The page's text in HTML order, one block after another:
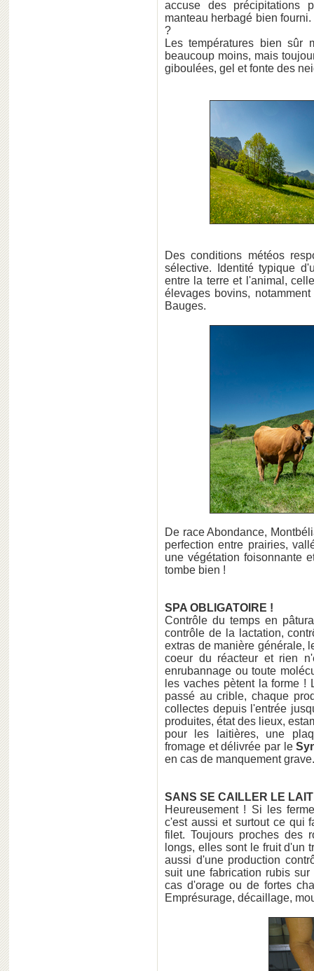
accuse des précipitations
manteau herbagé bien
?
Les températures bien sûr
beaucoup moins, mais
giboulées, gel et fonte des
Des conditions météos
sélective. Identité typique
entre la terre et l'animal,
élevages bovins,
Bauges.
De race Abondance,
perfection entre prairies,
une végétation foisonnante
tombe bien !
SPA OBLIGATOIRE !
Contrôle du temps en
contrôle de la lactation,
extras de manière générale,
coeur du réacteur et rien
enrubannage ou toute
les vaches pètent la forme !
passé au crible, chaque
collectes depuis l'entrée
produites, état des lieux,
pour les laitières, une
fromage et délivrée par le
en cas de manquement
SANS SE CAILLER LE LAIT
Heureusement ! Si les
c'est aussi et surtout ce qui
filet. Toujours proches des
longs, elles sont le fruit d'un
aussi d'une production
suit une fabrication rubis
cas d'orage ou de fortes
Emprésurage, décaillage,